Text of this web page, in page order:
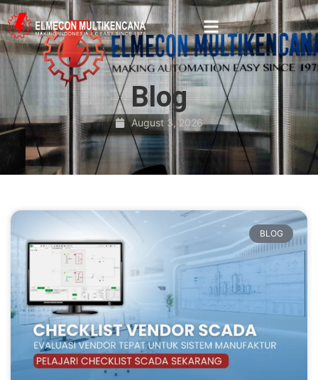
Blog
August 3, 2026
BLOG